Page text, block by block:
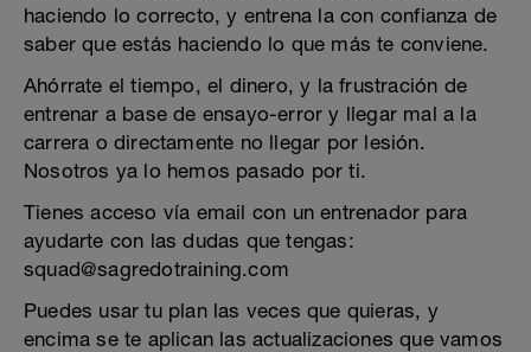
haciendo lo correcto, y entrena la con confianza de
saber que estás haciendo lo que más te conviene.
Ahórrate el tiempo, el dinero, y la frustración de
entrenar a base de ensayo-error y llegar mal a la
carrera o directamente no llegar por lesión.
Nosotros ya lo hemos pasado por ti.
Tienes acceso vía email con un entrenador para
ayudarte con las dudas que tengas:
squad@sagredotraining.com
Puedes usar tu plan las veces que quieras, y
encima se te aplican las actualizaciones que vamos